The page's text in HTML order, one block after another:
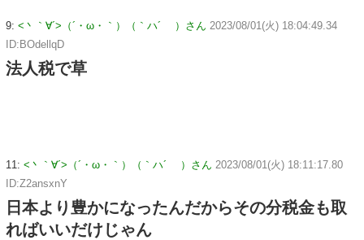
9: <丶｀∀´>（´・ω・｀）（｀ハ´ ）さん 2023/08/01(火) 18:04:49.34
ID:BOdellqD
法人税で草
11: <丶｀∀´>（´・ω・｀）（｀ハ´ ）さん 2023/08/01(火) 18:11:17.80
ID:Z2ansxnY
日本より豊かになったんだからその分税金も取
ればいいだけじゃん